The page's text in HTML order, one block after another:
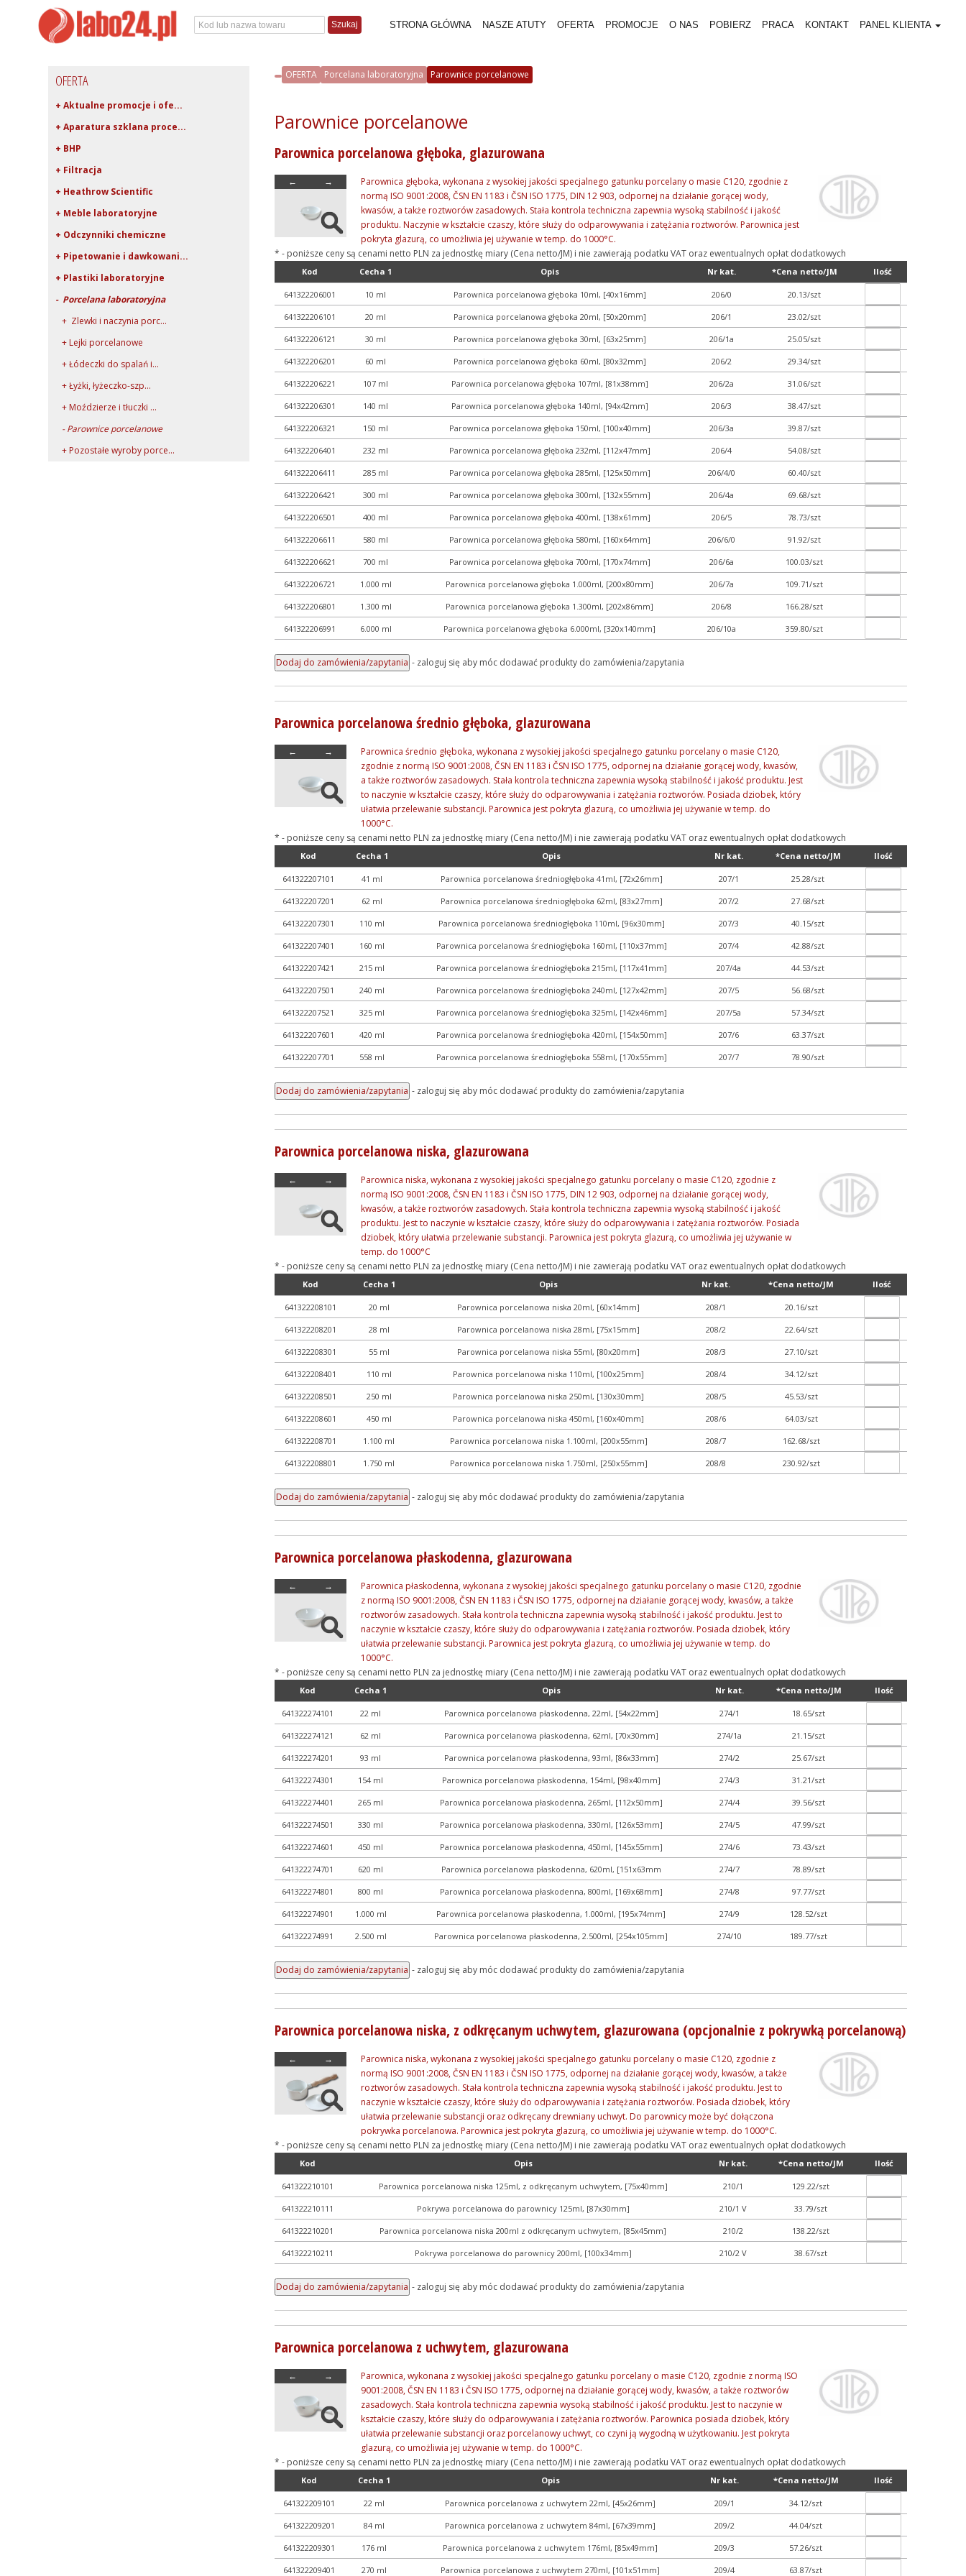
Szukaj STRONA GŁÓWNA NASZE ATUTY OFERTA PROMOCJE O NAS POBIERZ PRACA KONTAKT PANEL KLIENTA
OFERTA
+ Aktualne promocje i ofe...
+ Aparatura szklana proce...
+ BHP
+ Filtracja
+ Heathrow Scientific
+ Meble laboratoryjne
+ Odczynniki chemiczne
+ Pipetowanie i dawkowani...
+ Plastiki laboratoryjne
- Porcelana laboratoryjna
+ Zlewki i naczynia porc...
+ Lejki porcelanowe
+ Łódeczki do spalań i...
+ Łyżki, łyżeczko-szp...
+ Moździerze i tłuczki ...
- Parownice porcelanowe
+ Pozostałe wyroby porce...
OFERTA Porcelana laboratoryjna Parownice porcelanowe
Parownice porcelanowe
Parownica porcelanowa głęboka, glazurowana
← →
Parownica głęboka, wykonana z wysokiej jakości specjalnego gatunku porcelany o masie C120, zgodnie z
normą ISO 9001:2008, ČSN EN 1183 i ČSN ISO 1775, DIN 12 903, odpornej na działanie gorącej wody,
kwasów, a także roztworów zasadowych. Stała kontrola techniczna zapewnia wysoką stabilność i jakość
produktu. Naczynie w kształcie czaszy, które służy do odparowywania i zatężania roztworów. Parownica jest
pokryta glazurą, co umożliwia jej używanie w temp. do 1000°C.
* - poniższe ceny są cenami netto PLN za jednostkę miary (Cena netto/JM) i nie zawierają podatku VAT oraz ewentualnych opłat dodatkowych
Kod Cecha 1 Opis Nr kat. *Cena netto/JM Ilość
641322206001 10 ml Parownica porcelanowa głęboka 10ml, [40x16mm] 206/0 20.13/szt
641322206101 20 ml Parownica porcelanowa głęboka 20ml, [50x20mm] 206/1 23.02/szt
641322206121 30 ml Parownica porcelanowa głęboka 30ml, [63x25mm] 206/1a 25.05/szt
641322206201 60 ml Parownica porcelanowa głęboka 60ml, [80x32mm] 206/2 29.34/szt
641322206221 107 ml Parownica porcelanowa głęboka 107ml, [81x38mm] 206/2a 31.06/szt
641322206301 140 ml Parownica porcelanowa głęboka 140ml, [94x42mm] 206/3 38.47/szt
641322206321 150 ml Parownica porcelanowa głęboka 150ml, [100x40mm] 206/3a 39.87/szt
641322206401 232 ml Parownica porcelanowa głęboka 232ml, [112x47mm] 206/4 54.08/szt
641322206411 285 ml Parownica porcelanowa głęboka 285ml, [125x50mm] 206/4/0 60.40/szt
641322206421 300 ml Parownica porcelanowa głęboka 300ml, [132x55mm] 206/4a 69.68/szt
641322206501 400 ml Parownica porcelanowa głęboka 400ml, [138x61mm] 206/5 78.73/szt
641322206611 580 ml Parownica porcelanowa głęboka 580ml, [160x64mm] 206/6/0 91.92/szt
641322206621 700 ml Parownica porcelanowa głęboka 700ml, [170x74mm] 206/6a 100.03/szt
641322206721 1.000 ml Parownica porcelanowa głęboka 1.000ml, [200x80mm] 206/7a 109.71/szt
641322206801 1.300 ml Parownica porcelanowa głęboka 1.300ml, [202x86mm] 206/8 166.28/szt
641322206991 6.000 ml Parownica porcelanowa głęboka 6.000ml, [320x140mm] 206/10a 359.80/szt
- zaloguj się aby móc dodawać produkty do zamówienia/zapytania
Parownica porcelanowa średnio głęboka, glazurowana
← →
Parownica średnio głęboka, wykonana z wysokiej jakości specjalnego gatunku porcelany o masie C120,
zgodnie z normą ISO 9001:2008, ČSN EN 1183 i ČSN ISO 1775, odpornej na działanie gorącej wody, kwasów,
a także roztworów zasadowych. Stała kontrola techniczna zapewnia wysoką stabilność i jakość produktu. Jest
to naczynie w kształcie czaszy, które służy do odparowywania i zatężania roztworów. Posiada dziobek, który
ułatwia przelewanie substancji. Parownica jest pokryta glazurą, co umożliwia jej używanie w temp. do
1000°C.
* - poniższe ceny są cenami netto PLN za jednostkę miary (Cena netto/JM) i nie zawierają podatku VAT oraz ewentualnych opłat dodatkowych
Kod Cecha 1 Opis Nr kat. *Cena netto/JM Ilość
641322207101 41 ml Parownica porcelanowa średniogłęboka 41ml, [72x26mm] 207/1 25.28/szt
641322207201 62 ml Parownica porcelanowa średniogłęboka 62ml, [83x27mm] 207/2 27.68/szt
641322207301 110 ml Parownica porcelanowa średniogłęboka 110ml, [96x30mm] 207/3 40.15/szt
641322207401 160 ml Parownica porcelanowa średniogłęboka 160ml, [110x37mm] 207/4 42.88/szt
641322207421 215 ml Parownica porcelanowa średniogłęboka 215ml, [117x41mm] 207/4a 44.53/szt
641322207501 240 ml Parownica porcelanowa średniogłęboka 240ml, [127x42mm] 207/5 56.68/szt
641322207521 325 ml Parownica porcelanowa średniogłęboka 325ml, [142x46mm] 207/5a 57.34/szt
641322207601 420 ml Parownica porcelanowa średniogłęboka 420ml, [154x50mm] 207/6 63.37/szt
641322207701 558 ml Parownica porcelanowa średniogłęboka 558ml, [170x55mm] 207/7 78.90/szt
- zaloguj się aby móc dodawać produkty do zamówienia/zapytania
Parownica porcelanowa niska, glazurowana
← →
Parownica niska, wykonana z wysokiej jakości specjalnego gatunku porcelany o masie C120, zgodnie z
normą ISO 9001:2008, ČSN EN 1183 i ČSN ISO 1775, DIN 12 903, odpornej na działanie gorącej wody,
kwasów, a także roztworów zasadowych. Stała kontrola techniczna zapewnia wysoką stabilność i jakość
produktu. Jest to naczynie w kształcie czaszy, które służy do odparowywania i zatężania roztworów. Posiada
dziobek, który ułatwia przelewanie substancji. Parownica jest pokryta glazurą, co umożliwia jej używanie w
temp. do 1000°C
* - poniższe ceny są cenami netto PLN za jednostkę miary (Cena netto/JM) i nie zawierają podatku VAT oraz ewentualnych opłat dodatkowych
Kod Cecha 1 Opis Nr kat. *Cena netto/JM Ilość
641322208101 20 ml Parownica porcelanowa niska 20ml, [60x14mm] 208/1 20.16/szt
641322208201 28 ml Parownica porcelanowa niska 28ml, [75x15mm] 208/2 22.64/szt
641322208301 55 ml Parownica porcelanowa niska 55ml, [80x20mm] 208/3 27.10/szt
641322208401 110 ml Parownica porcelanowa niska 110ml, [100x25mm] 208/4 34.12/szt
641322208501 250 ml Parownica porcelanowa niska 250ml, [130x30mm] 208/5 45.53/szt
641322208601 450 ml Parownica porcelanowa niska 450ml, [160x40mm] 208/6 64.03/szt
641322208701 1.100 ml Parownica porcelanowa niska 1.100ml, [200x55mm] 208/7 162.68/szt
641322208801 1.750 ml Parownica porcelanowa niska 1.750ml, [250x55mm] 208/8 230.92/szt
- zaloguj się aby móc dodawać produkty do zamówienia/zapytania
Parownica porcelanowa płaskodenna, glazurowana
← →
Parownica płaskodenna, wykonana z wysokiej jakości specjalnego gatunku porcelany o masie C120, zgodnie
z normą ISO 9001:2008, ČSN EN 1183 i ČSN ISO 1775, odpornej na działanie gorącej wody, kwasów, a także
roztworów zasadowych. Stała kontrola techniczna zapewnia wysoką stabilność i jakość produktu. Jest to
naczynie w kształcie czaszy, które służy do odparowywania i zatężania roztworów. Posiada dziobek, który
ułatwia przelewanie substancji. Parownica jest pokryta glazurą, co umożliwia jej używanie w temp. do
1000°C.
* - poniższe ceny są cenami netto PLN za jednostkę miary (Cena netto/JM) i nie zawierają podatku VAT oraz ewentualnych opłat dodatkowych
Kod Cecha 1 Opis Nr kat. *Cena netto/JM Ilość
641322274101 22 ml Parownica porcelanowa płaskodenna, 22ml, [54x22mm] 274/1 18.65/szt
641322274121 62 ml Parownica porcelanowa płaskodenna, 62ml, [70x30mm] 274/1a 21.15/szt
641322274201 93 ml Parownica porcelanowa płaskodenna, 93ml, [86x33mm] 274/2 25.67/szt
641322274301 154 ml Parownica porcelanowa płaskodenna, 154ml, [98x40mm] 274/3 31.21/szt
641322274401 265 ml Parownica porcelanowa płaskodenna, 265ml, [112x50mm] 274/4 39.56/szt
641322274501 330 ml Parownica porcelanowa płaskodenna, 330ml, [126x53mm] 274/5 47.99/szt
641322274601 450 ml Parownica porcelanowa płaskodenna, 450ml, [145x55mm] 274/6 73.43/szt
641322274701 620 ml Parownica porcelanowa płaskodenna, 620ml, [151x63mm 274/7 78.89/szt
641322274801 800 ml Parownica porcelanowa płaskodenna, 800ml, [169x68mm] 274/8 97.77/szt
641322274901 1.000 ml Parownica porcelanowa płaskodenna, 1.000ml, [195x74mm] 274/9 128.52/szt
641322274991 2.500 ml Parownica porcelanowa płaskodenna, 2.500ml, [254x105mm] 274/10 189.77/szt
- zaloguj się aby móc dodawać produkty do zamówienia/zapytania
Parownica porcelanowa niska, z odkręcanym uchwytem, glazurowana (opcjonalnie z pokrywką porcelanową)
← →
Parownica niska, wykonana z wysokiej jakości specjalnego gatunku porcelany o masie C120, zgodnie z
normą ISO 9001:2008, ČSN EN 1183 i ČSN ISO 1775, odpornej na działanie gorącej wody, kwasów, a także
roztworów zasadowych. Stała kontrola techniczna zapewnia wysoką stabilność i jakość produktu. Jest to
naczynie w kształcie czaszy, które służy do odparowywania i zatężania roztworów. Posiada dziobek, który
ułatwia przelewanie substancji oraz odkręcany drewniany uchwyt. Do parownicy może być dołączona
pokrywka porcelanowa. Parownica jest pokryta glazurą, co umożliwia jej używanie w temp. do 1000°C.
* - poniższe ceny są cenami netto PLN za jednostkę miary (Cena netto/JM) i nie zawierają podatku VAT oraz ewentualnych opłat dodatkowych
Kod Opis Nr kat. *Cena netto/JM Ilość
641322210101 Parownica porcelanowa niska 125ml, z odkręcanym uchwytem, [75x40mm] 210/1 129.22/szt
641322210111 Pokrywa porcelanowa do parownicy 125ml, [87x30mm] 210/1 V 33.79/szt
641322210201 Parownica porcelanowa niska 200ml z odkręcanym uchwytem, [85x45mm] 210/2 138.22/szt
641322210211 Pokrywa porcelanowa do parownicy 200ml, [100x34mm] 210/2 V 38.67/szt
- zaloguj się aby móc dodawać produkty do zamówienia/zapytania
Parownica porcelanowa z uchwytem, glazurowana
← →
Parownica, wykonana z wysokiej jakości specjalnego gatunku porcelany o masie C120, zgodnie z normą ISO
9001:2008, ČSN EN 1183 i ČSN ISO 1775, odpornej na działanie gorącej wody, kwasów, a także roztworów
zasadowych. Stała kontrola techniczna zapewnia wysoką stabilność i jakość produktu. Jest to naczynie w
kształcie czaszy, które służy do odparowywania i zatężania roztworów. Parownica posiada dziobek, który
ułatwia przelewanie substancji oraz porcelanowy uchwyt, co czyni ją wygodną w użytkowaniu. Jest pokryta
glazurą, co umożliwia jej używanie w temp. do 1000°C.
* - poniższe ceny są cenami netto PLN za jednostkę miary (Cena netto/JM) i nie zawierają podatku VAT oraz ewentualnych opłat dodatkowych
Kod Cecha 1 Opis Nr kat. *Cena netto/JM Ilość
641322209101 22 ml Parownica porcelanowa z uchwytem 22ml, [45x26mm] 209/1 34.12/szt
641322209201 84 ml Parownica porcelanowa z uchwytem 84ml, [67x39mm] 209/2 44.04/szt
641322209301 176 ml Parownica porcelanowa z uchwytem 176ml, [85x49mm] 209/3 57.26/szt
641322209401 270 ml Parownica porcelanowa z uchwytem 270ml, [101x51mm] 209/4 63.87/szt